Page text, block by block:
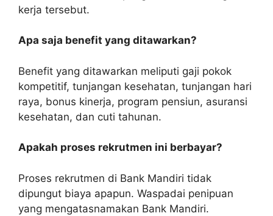
kerja tersebut.
Apa saja benefit yang ditawarkan?
Benefit yang ditawarkan meliputi gaji pokok
kompetitif, tunjangan kesehatan, tunjangan hari
raya, bonus kinerja, program pensiun, asuransi
kesehatan, dan cuti tahunan.
Apakah proses rekrutmen ini berbayar?
Proses rekrutmen di Bank Mandiri tidak
dipungut biaya apapun. Waspadai penipuan
yang mengatasnamakan Bank Mandiri.